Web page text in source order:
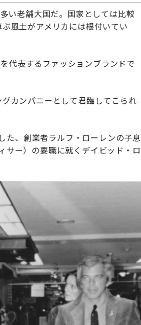
い老舗大国だ。国家としては比較
風土がアメリカには根付いてい
代表するファッションブランドで
カンパニーとして君臨してこられ
た、創業者ラルフ・ローレンの子息
サー）の要職に就くデイビッド・ロ